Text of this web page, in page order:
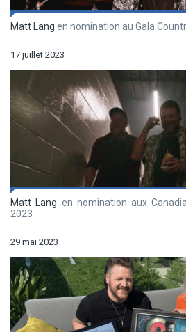
Matt Lang en nomination au Gala
17 juillet 2023
Matt Lang en nomination aux
2023
29 mai 2023